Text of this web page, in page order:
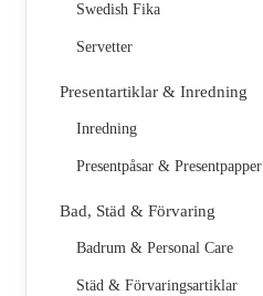
Swedish Fika
Servetter
Presentartiklar & Inredning
Inredning
Presentpåsar & Presentpapper
Bad, Städ & Förvaring
Badrum & Personal Care
Städ & Förvaringsartiklar